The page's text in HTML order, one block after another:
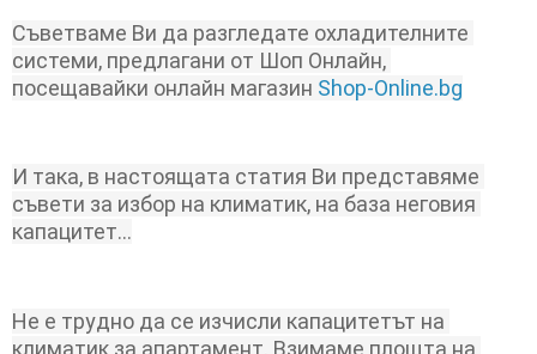
Съветваме Ви да разгледате охладителните
системи, предлагани от Шоп Онлайн,
посещавайки онлайн магазин Shop-Online.bg
И така, в настоящата статия Ви представяме
съвети за избор на климатик, на база неговия
капацитет...
Не е трудно да се изчисли капацитетът на
климатик за апартамент. Взимаме площта на